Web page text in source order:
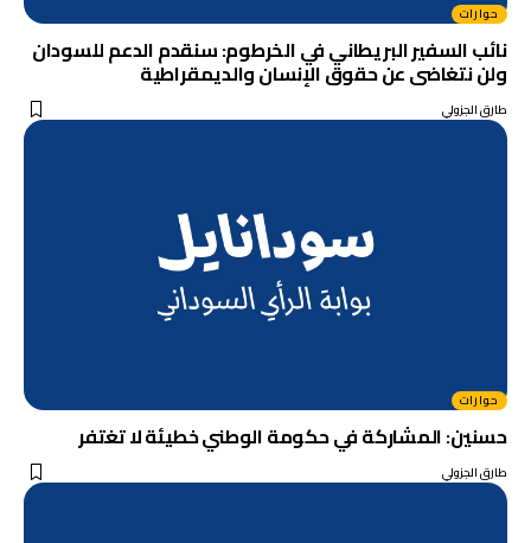
حوارات
نائب السفير البريطاني في الخرطوم: سنقدم الدعم للسودان
ولن نتغاضى عن حقوق الإنسان والديمقراطية
طارق الجزولي
حوارات
حسنين: المشاركة في حكومة الوطني خطيئة لا تغتفر
طارق الجزولي